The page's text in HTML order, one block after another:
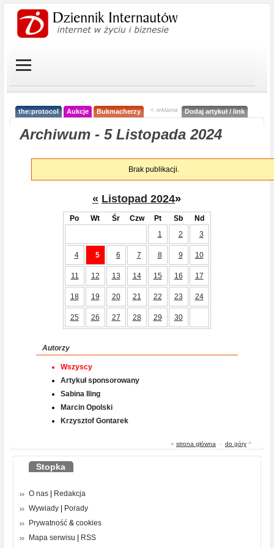
the:protocol Aukcje Bukmacherzy < reklama Dodaj artykuł / link
Archiwum - 5 Listopada 2024
Brak publikacji.
« Listopad 2024»
Po Wt Śr Czw Pt Sb
Nd
1
2 3
4 5 6 7 8 9 10
11 12 13 14 15 16 17
18 19 20 21 22 23 24
25 26 27 28 29 30
Autorzy
Wszyscy
Artykuł sponsorowany
Sabina Iling
Marcin Opolski
Krzysztof Gontarek
« strona główna - do góry ^
Stopka
O nas
Redakcja
Wywiady
Porady
Prywatność & cookies
Mapa serwisu
RSS